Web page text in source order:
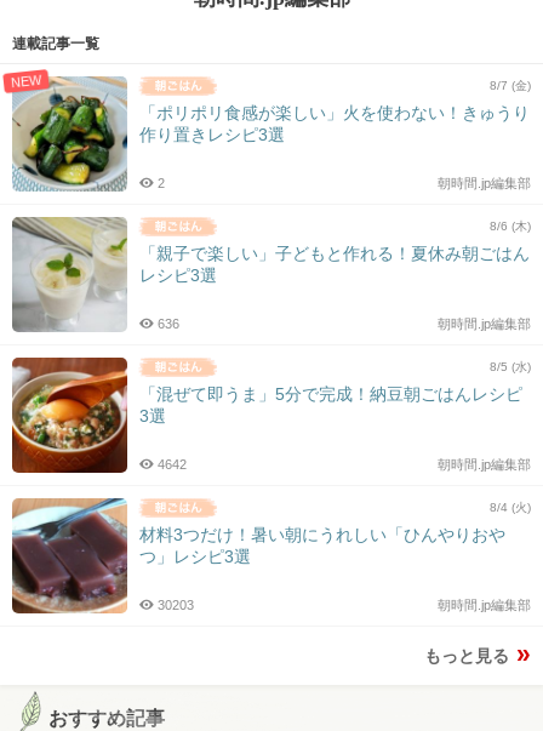
連載記事一覧
NEW 8/7 (金)
「ポリポリ食感が楽しい」火を使わない！きゅうり
作り置きレシピ3選
朝時間.jp編集部
2
8/6 (木)
「親子で楽しい」子どもと作れる！夏休み朝ごはん
レシピ3選
朝時間.jp編集部
636
8/5 (水)
「混ぜて即うま」5分で完成！納豆朝ごはんレシピ
3選
朝時間.jp編集部
4642
8/4 (火)
材料3つだけ！暑い朝にうれしい「ひんやりおや
つ」レシピ3選
朝時間.jp編集部
30203
もっと見る
おすすめ記事